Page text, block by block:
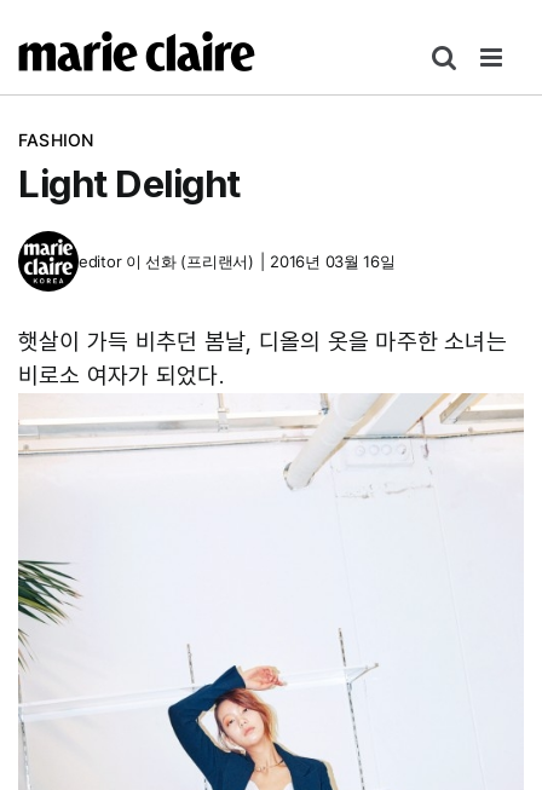
텐
FASHION
Light Delight
editor 이 선화 (프리랜서) 2016년 03월 16일
햇살이 가득 비추던 봄날, 디올의 옷을 마주한 소녀는
비로소 여자가 되었다.